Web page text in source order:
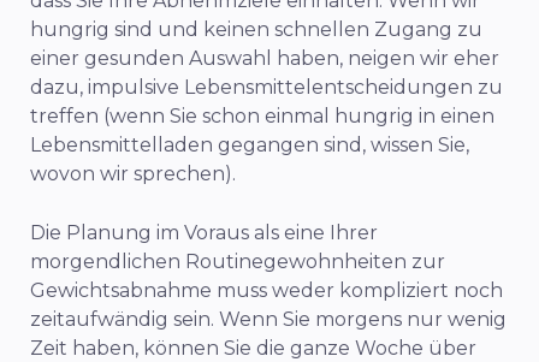
hungrig sind und keinen schnellen Zugang zu
einer gesunden Auswahl haben, neigen wir eher
dazu, impulsive Lebensmittelentscheidungen zu
treffen (wenn Sie schon einmal hungrig in einen
Lebensmittelladen gegangen sind, wissen Sie,
wovon wir sprechen).
Die Planung im Voraus als eine Ihrer
morgendlichen Routinegewohnheiten zur
Gewichtsabnahme muss weder kompliziert noch
zeitaufwändig sein. Wenn Sie morgens nur wenig
Zeit haben, können Sie die ganze Woche über